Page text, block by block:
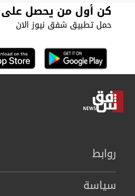
كن أول من يحصل على
حمل تطبيق شفق نيوز الان
روابط
سیاسة